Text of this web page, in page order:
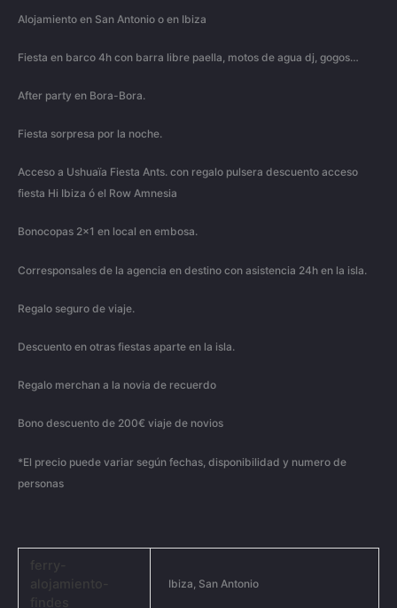
Alojamiento en San Antonio o en Ibiza
Fiesta en barco 4h con barra libre paella, motos de agua dj, gogos…
After party en Bora-Bora.
Fiesta sorpresa por la noche.
Acceso a Ushuaïa Fiesta Ants. con regalo pulsera descuento acceso
fiesta Hi Ibiza ó el Row Amnesia
Bonocopas 2×1 en local en embosa.
Corresponsales de la agencia en destino con asistencia 24h en la isla.
Regalo seguro de viaje.
Descuento en otras fiestas aparte en la isla.
Regalo merchan a la novia de recuerdo
Bono descuento de 200€ viaje de novios
*El precio puede variar según fechas, disponibilidad y numero de
personas
ferry-
alojamiento-
findes
Ibiza, San Antonio